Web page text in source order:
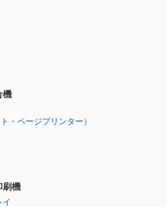
機
・ページプリンター）
刷機
イ